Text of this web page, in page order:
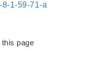
1-59-71-a
this page